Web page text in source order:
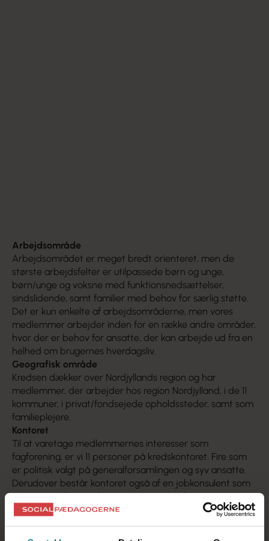
uddannelseskravene.
Arbejdsområde
Arbejdsområdet er meget bredt orienteret, men de
største arbejdsfelter er utilpassede børn og unge,
børn/unge og voksne med funktionsnedsættelser,
sindslidende, samt familier med behov for særlig støtte.
Det er kun enkelte af arbejdsområderne, men vores
medlemmer arbejder inden for en række andre områder,
hvor der er behov for ansatte, der kan arbejde ud fra en
helhed om brugernes hverdagsliv.
Geografisk område
Kredsen dækker over Nordjyllands region og har
medlemmer, der arbejder hos region Nordjylland, i de 11
kommuner, i privat/fondsejede opholdssteder, samt som
familieplejere.
Kontoret
Til at varetage medlemmernes interesser som
fagforening, er vi 11 personer på kredskontoret. Fire som
er politisk valgt på generalforsamlingen og syv ansatte.
Derudover består kontoret også af en jobkonsulent som
er ansat i A-kassen, hvis opgave er at administrerer
kredsens jobformidling og varetager kontakt til ledige